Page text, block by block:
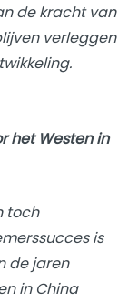
de kracht van
verleggen
het Westen in
toch
is
de jaren
in China